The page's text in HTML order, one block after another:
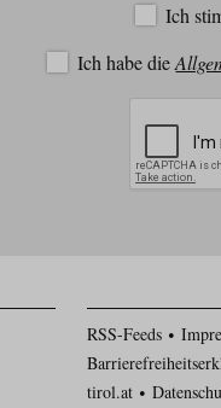
Ich
Ich habe die
RSS-Feeds
tirol.at